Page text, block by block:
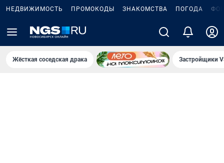
НЕДВИЖИМОСТЬ ПРОМОКОДЫ ЗНАКОМСТВА ПОГОДА
Жёсткая соседская драка Застройщики